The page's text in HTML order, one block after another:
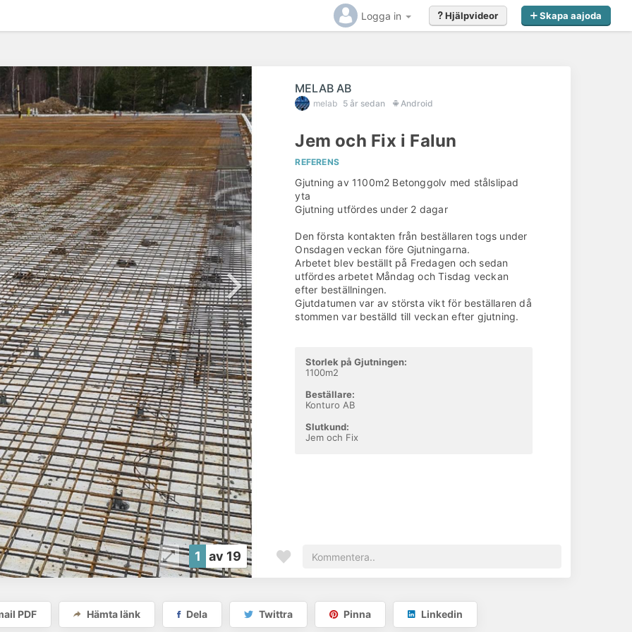
Logga in Skapa aajoda
Hjälpvideor
före
1 av 19
MELAB AB
melab 5 år sedan Android
Jem och Fix i Falun
REFERENS
Gjutning av 1100m2 Betonggolv med stålslipad
yta
Gjutning utfördes under 2 dagar
Den första kontakten från beställaren togs under
Onsdagen veckan före Gjutningarna.
Arbetet blev beställt på Fredagen och sedan
utfördes arbetet Måndag och Tisdag veckan
efter beställningen.
Gjutdatumen var av största vikt för beställaren då
stommen var beställd till veckan efter gjutning.
Storlek på Gjutningen:
1100m2
Beställare:
Konturo AB
Slutkund:
Jem och Fix
PDF Hämta länk Dela Twittra Pinna Linkedin